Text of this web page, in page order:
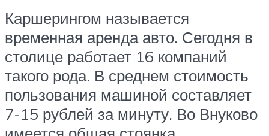
Каршерингом называется
временная аренда авто. Сегодня в
столице работает 16 компаний
такого рода. В среднем стоимость
пользования машиной составляет
7-15 рублей за минуту. Во Внуково